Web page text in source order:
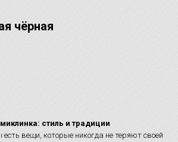
чёрная
стиль и традиции
вещи, которые никогда не теряют своей